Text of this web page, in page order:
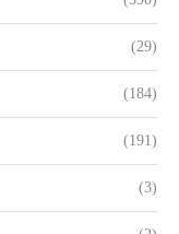
(29)
(184)
(191)
(3)